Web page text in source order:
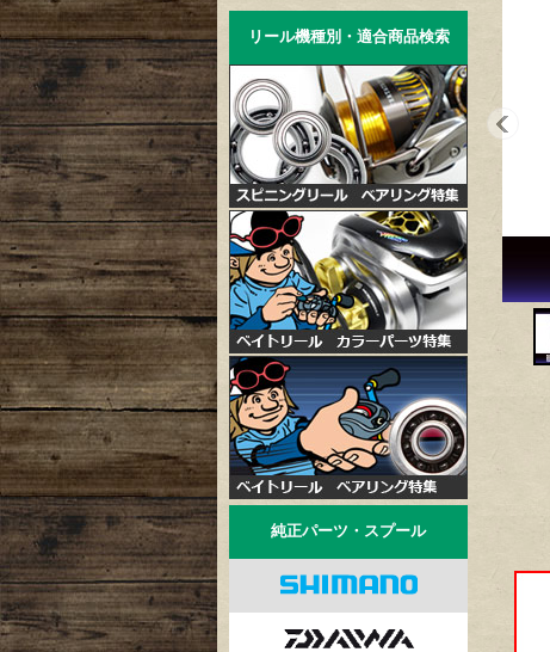
リール機種別・適合商品検索
純正パーツ・スプール